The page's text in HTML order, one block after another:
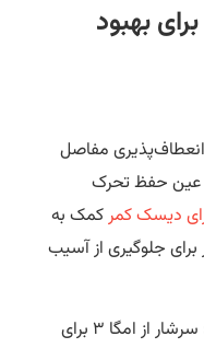
بهبود
مفاصل
حفظ تحرک
کمرکمک به
از آسیب
سرشار از امگا ۳ برای